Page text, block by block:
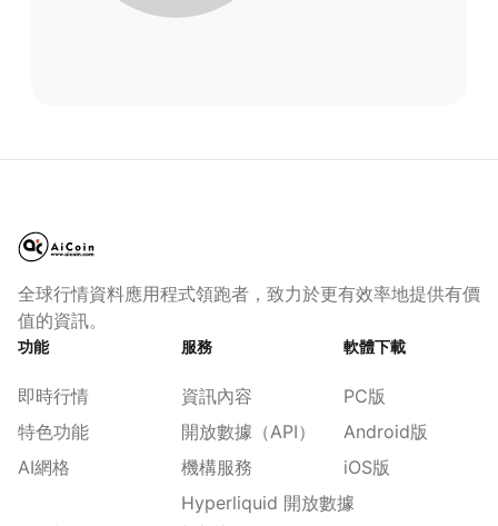
全球行情資料應用程式領跑者，致力於更有效率地提供有價
值的資訊。
功能
即時行情
特色功能
AI網格
服務
資訊內容
開放數據（API）
機構服務
Hyperliquid 開放數據
軟體下載
PC版
Android版
iOS版